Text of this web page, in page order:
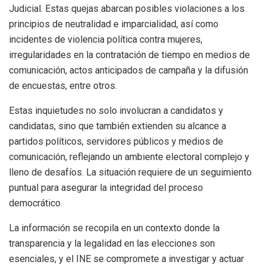
Judicial. Estas quejas abarcan posibles violaciones a los
principios de neutralidad e imparcialidad, así como
incidentes de violencia política contra mujeres,
irregularidades en la contratación de tiempo en medios de
comunicación, actos anticipados de campaña y la difusión
de encuestas, entre otros.
Estas inquietudes no solo involucran a candidatos y
candidatas, sino que también extienden su alcance a
partidos políticos, servidores públicos y medios de
comunicación, reflejando un ambiente electoral complejo y
lleno de desafíos. La situación requiere de un seguimiento
puntual para asegurar la integridad del proceso
democrático.
La información se recopila en un contexto donde la
transparencia y la legalidad en las elecciones son
esenciales, y el INE se compromete a investigar y actuar